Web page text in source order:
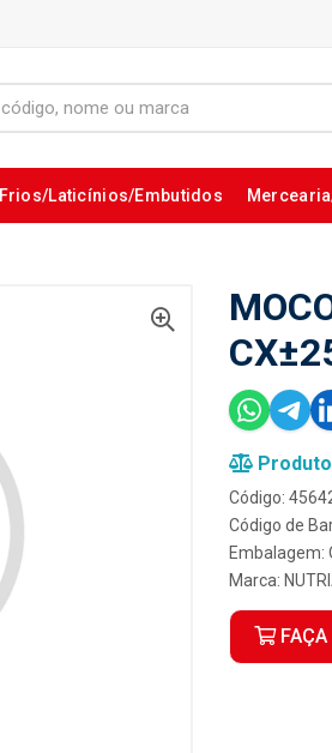
Frios/Laticínios/Embutidos
Código:
Código de
Embalagem:
Marca:
FAÇA